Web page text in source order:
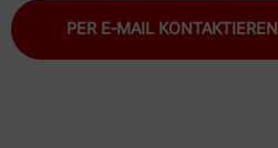
PER E-MAIL KONTAKTIEREN